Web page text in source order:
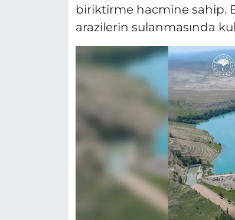
biriktirme hacmine sahip.
arazilerin sulanmasında